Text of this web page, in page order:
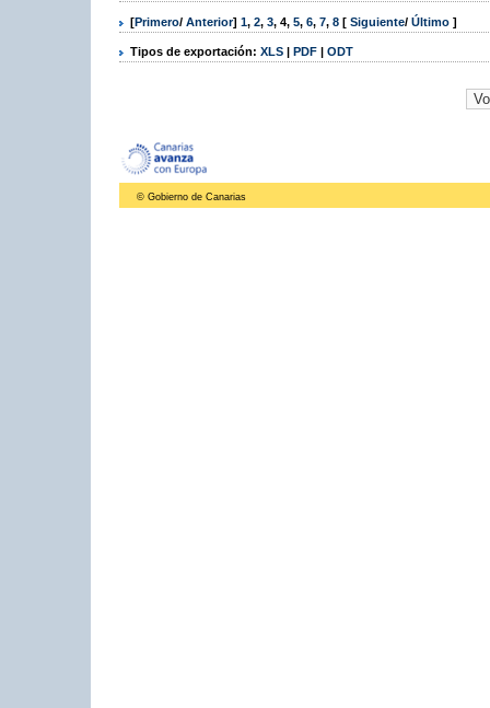
[Primero/ Anterior] 1, 2, 3, 4, 5, 6, 7, 8 [ Siguiente/ Último ]
Tipos de exportación: XLS | PDF | ODT
© Gobierno de Canarias